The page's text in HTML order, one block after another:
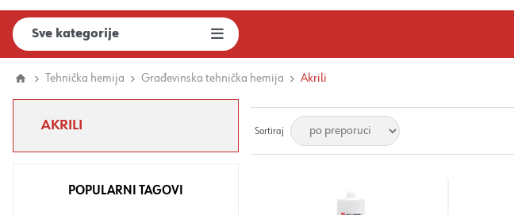
Sve kategorije
Tehnička hemija Građevinska tehnička hemija Akrili
Sortiraj
AKRILI
POPULARNI TAGOVI